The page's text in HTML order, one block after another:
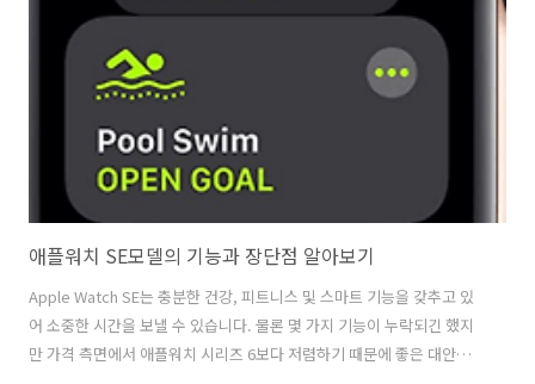
애플워치 SE모델의 기능과 장단점 알아보기
Apple Watch SE는 충분한 건강, 피트니스 및 스마트 기능을 갖추고 있
어 소중한 시간을 보낼 수 있습니다. 물론 몇 가지 기능이 누락되긴 했지
만 가격 측면에서 애플워치 시리즈 6보다 저렴하기 때문에 좋은 대안이